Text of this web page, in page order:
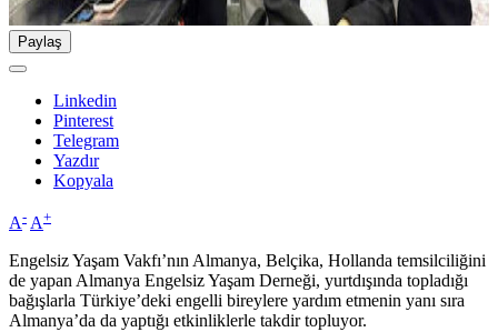
Paylaş
Linkedin
Pinterest
Telegram
Yazdır
Kopyala
A- A+
Engelsiz Yaşam Vakfı’nın Almanya, Belçika, Hollanda temsilciliğini
de yapan Almanya Engelsiz Yaşam Derneği, yurtdışında topladığı
bağışlarla Türkiye’deki engelli bireylere yardım etmenin yanı sıra
Almanya’da da yaptığı etkinliklerle takdir topluyor.